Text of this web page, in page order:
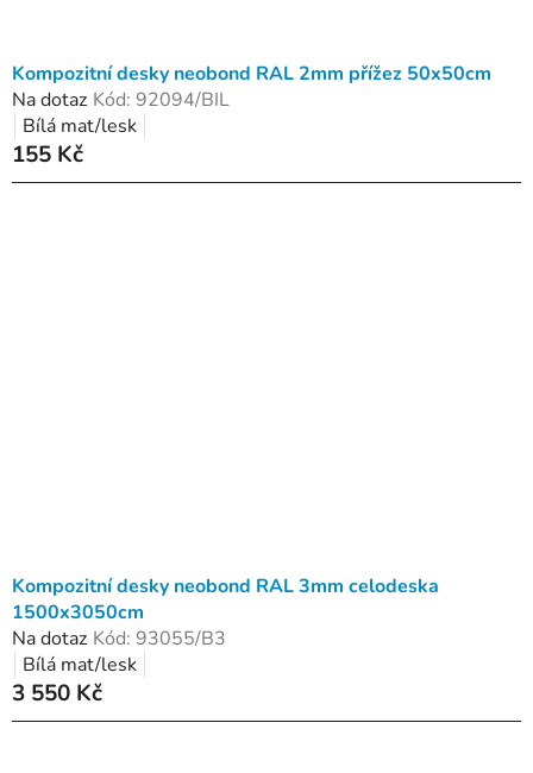
Kompozitní desky neobond RAL 2mm přížez 50x50cm
Na dotaz Kód: 92094/BIL
Bílá mat/lesk
155 Kč
Kompozitní desky neobond RAL 3mm celodeska
1500x3050cm
Na dotaz Kód: 93055/B3
Bílá mat/lesk
3 550 Kč